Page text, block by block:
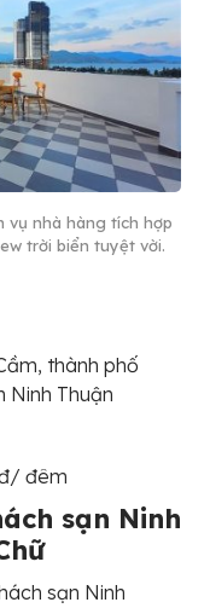
vụ nhà hàng tích hợp
trời biển tuyệt vời.
thành phố
Ninh Thuận
đêm
sạn Ninh
sạn Ninh